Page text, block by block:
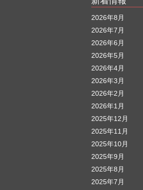
2026年8月
2026年7月
2026年6月
2026年5月
2026年4月
2026年3月
2026年2月
2026年1月
2025年12月
2025年11月
2025年10月
2025年9月
2025年8月
2025年7月